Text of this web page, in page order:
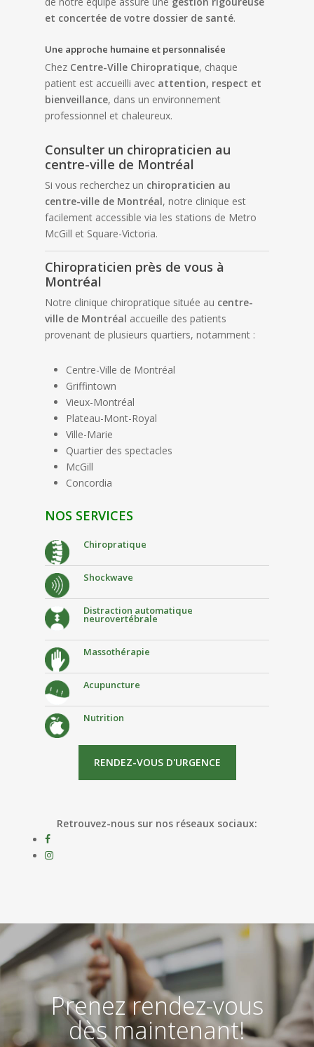
et concertée de votre dossier de santé.
Une approche humaine et personnalisée
Chez Centre-Ville Chiropratique, chaque
patient est accueilli avec attention, respect et
bienveillance, dans un environnement
professionnel et chaleureux.
Consulter un chiropraticien au
centre-ville de Montréal
Si vous recherchez un chiropraticien au
centre-ville de Montréal, notre clinique est
facilement accessible via les stations de Metro
McGill et Square-Victoria.
Chiropraticien près de vous à
Montréal
Notre clinique chiropratique située au centre-
ville de Montréal accueille des patients
provenant de plusieurs quartiers, notamment :
Centre-Ville de Montréal
Griffintown
Vieux-Montréal
Plateau-Mont-Royal
Ville-Marie
Quartier des spectacles
McGill
Concordia
NOS SERVICES
Chiropratique
Shockwave
Distraction automatique
neurovertébrale
Massothérapie
Acupuncture
Nutrition
RENDEZ-VOUS D'URGENCE
Retrouvez-nous sur nos réseaux sociaux:
Prenez rendez-vous
dès maintenant!